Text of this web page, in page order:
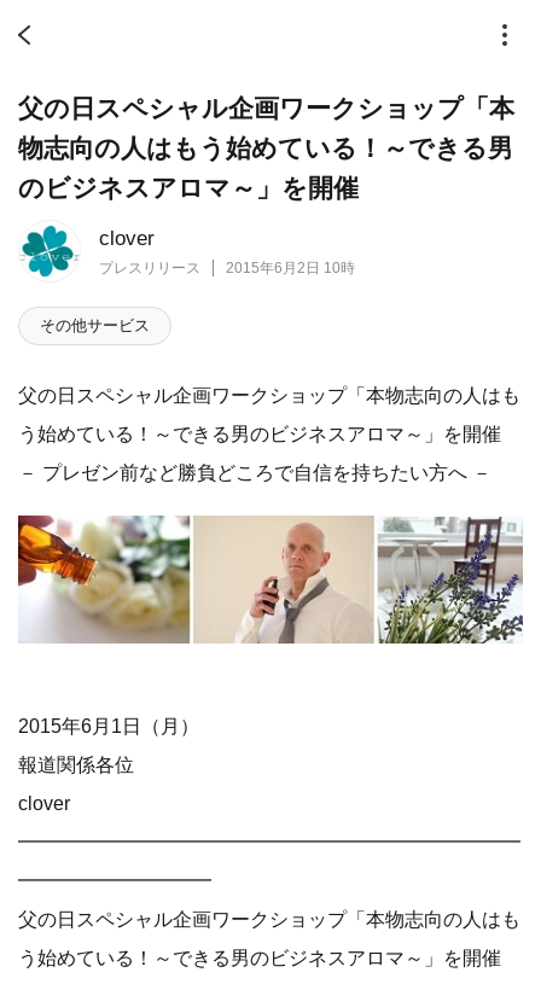
clover
プレスリリース 2015年6月2日 10時
父の日スペシャル企画ワークショップ「本
物志向の人はもう始めている！～できる男
のビジネスアロマ～」を開催
その他サービス
父の日スペシャル企画ワークショップ「本物志向の人はも
う始めている！～できる男のビジネスアロマ～」を開催
－ プレゼン前など勝負どころで自信を持ちたい方へ －
2015年6月1日（月）
報道関係各位
clover
━━━━━━━━━━━━━━━━━━━━━━━━━━
━━━━━━━━━━
父の日スペシャル企画ワークショップ「本物志向の人はも
う始めている！～できる男のビジネスアロマ～」を開催